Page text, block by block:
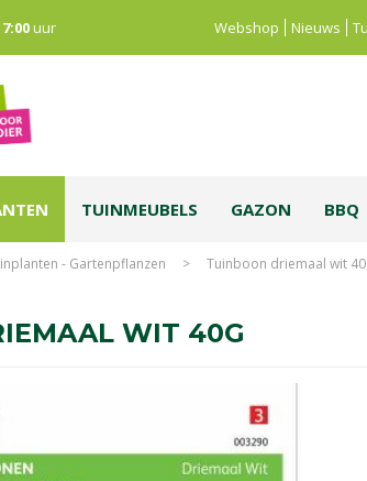
- Gartenpflanzen > Tuinboon driemaal wit
uur Webshop Nieuws
TUINMEUBELS GAZON BBQ
WIT 40G